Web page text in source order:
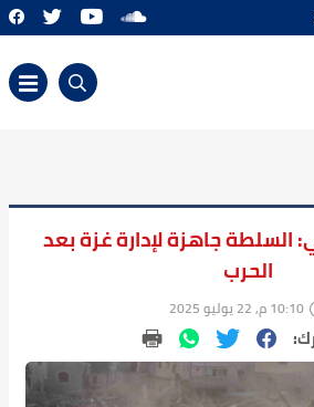
جاهزة لإدارة غزة بعد
الحرب
10:10 م, 22 يوليو 2025